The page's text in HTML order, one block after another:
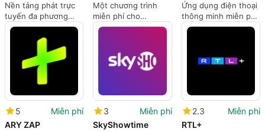
Nền tảng phát trực
tuyến đa phương
tiện đáng tin cậy và
phong phú.
Một chương trình
miễn phí cho
Android, của
Ứng dụng điện thoại
thông minh miễn phí
để xem phim trực
5
Miễn phí
ARY ZAP
3
Miễn phí
SkyShowtime
2.3
Miễn phí
RTL+